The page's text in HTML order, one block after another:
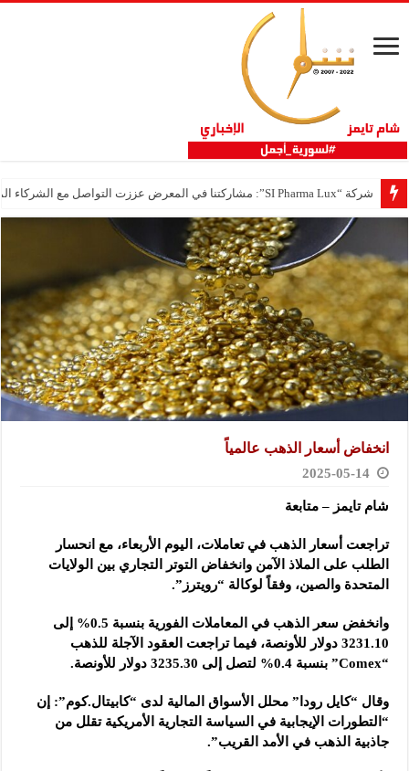
شركة “SI Pharma Lux”: مشاركتنا في المعرض عززت التواصل مع الشركاء المحليين والدوليين
انخفاض أسعار الذهب عالمياً
2025-05-14
شام تايمز – متابعة
تراجعت أسعار الذهب في تعاملات، اليوم الأربعاء، مع انحسار
الطلب على الملاذ الآمن وانخفاض التوتر التجاري بين الولايات
المتحدة والصين، وفقاً لوكالة “رويترز”.
وانخفض سعر الذهب في المعاملات الفورية بنسبة 0.5% إلى
3231.10 دولار للأونصة، فيما تراجعت العقود الآجلة للذهب
“Comex” بنسبة 0.4% لتصل إلى 3235.30 دولار للأونصة.
وقال “كايل رودا” محلل الأسواق المالية لدى “كابيتال.كوم”: إن
“التطورات الإيجابية في السياسة التجارية الأمريكية تقلل من
جاذبية الذهب في الأمد القريب”.